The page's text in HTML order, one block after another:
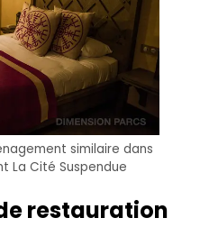
similaire dans
La Cité Suspendue
restauration